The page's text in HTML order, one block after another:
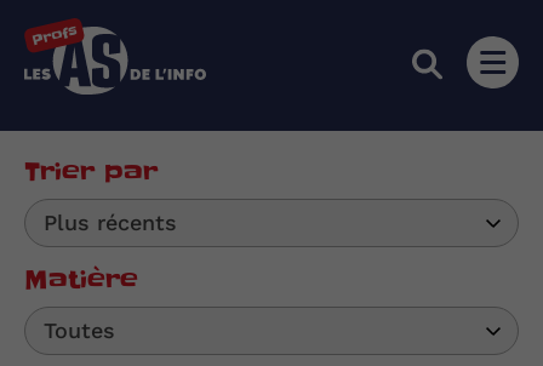
Les as de l'info
Trier par
Plus récents
Matière
Toutes